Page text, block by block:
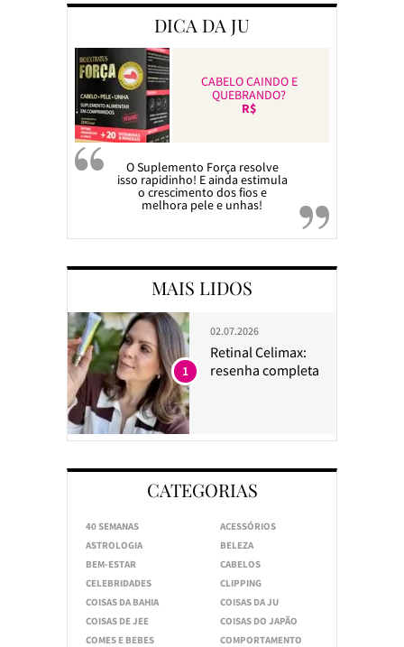
DICA DA JU
CABELO CAINDO E
QUEBRANDO?
R$
O Suplemento Força resolve
isso rapidinho! E ainda estimula
o crescimento dos fios e
melhora pele e unhas!
MAIS LIDOS
02.07.2026
Retinal Celimax:
resenha completa
1
CATEGORIAS
40 SEMANAS
ACESSÓRIOS
ASTROLOGIA
BELEZA
BEM-ESTAR
CABELOS
CELEBRIDADES
CLIPPING
COISAS DA BAHIA
COISAS DA JU
COISAS DE JEE
COISAS DO JAPÃO
COMES E BEBES
COMPORTAMENTO